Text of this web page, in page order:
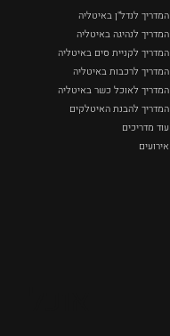
המדריך לנדל"ן באיטליה
המדריך לנהיגה באיטליה
המדריך לקניית סים באיטליה
המדריך לרכבות באיטליה
המדריך לאוכל כשר באיטליה
המדריך להבנת האיטלקים
עוד מדריכים
אירועים